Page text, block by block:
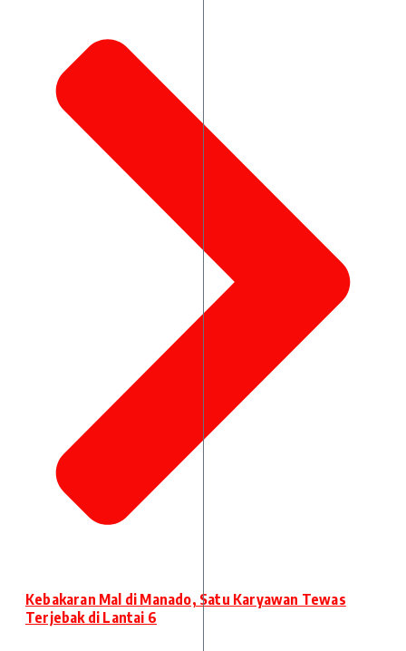
Kebakaran Mal di Manado, Satu Karyawan Tewas
Terjebak di Lantai 6